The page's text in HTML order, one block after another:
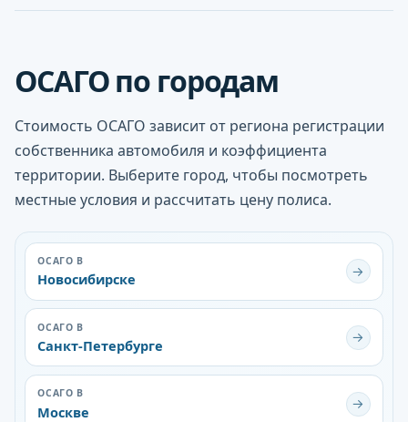
ОСАГО по городам
Стоимость ОСАГО зависит от региона регистрации
собственника автомобиля и коэффициента
территории. Выберите город, чтобы посмотреть
местные условия и рассчитать цену полиса.
ОСАГО В
Новосибирске →
ОСАГО В
Санкт-Петербурге →
ОСАГО В
Москве →